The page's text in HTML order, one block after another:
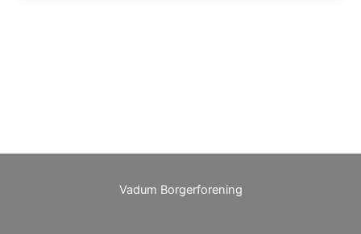
Vadum Borgerforening